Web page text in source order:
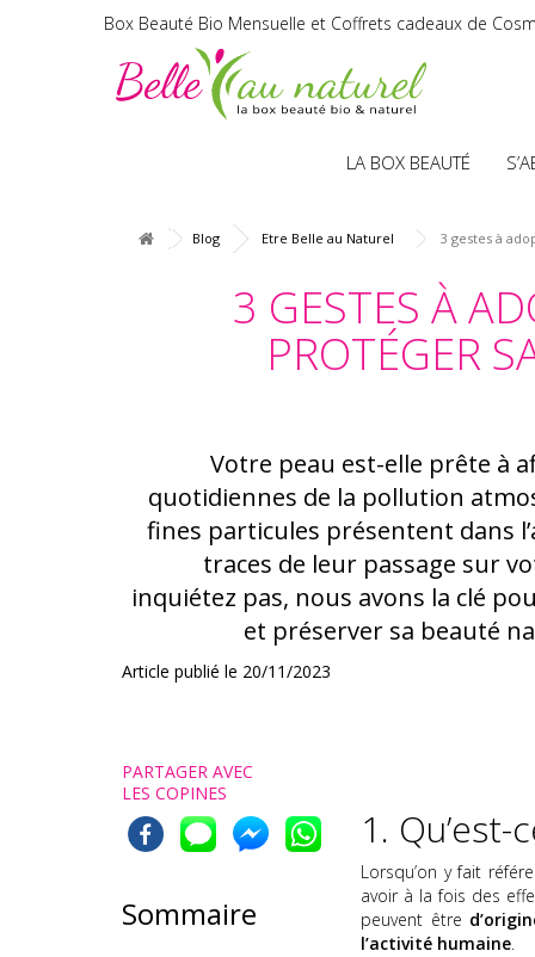
Box Beauté Bio Mensuelle et Coffrets cadeaux de
LA BOX BEAUTÉ
Blog Etre Belle au Naturel 3 gestes à
3 GESTES À
PROTÉGER
Votre peau est-elle prête à
quotidiennes de la pollution
fines particules présentent dans
traces de leur passage sur
inquiétez pas, nous avons la clé
et préserver sa beauté
Article publié le 20/11/2023
PARTAGER AVEC
LES COPINES
Sommaire
1.
Lorsqu’on y fait
avoir à la fois des
peuvent être
l’activité humaine.